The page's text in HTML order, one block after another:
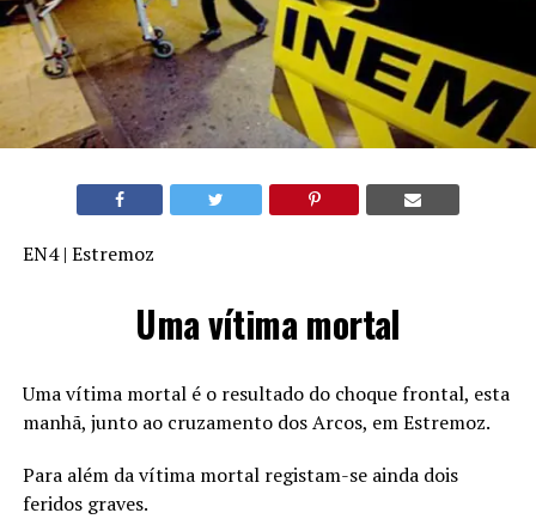
EN4 | Estremoz
Uma vítima mortal
Uma vítima mortal é o resultado do choque frontal, esta
manhã, junto ao cruzamento dos Arcos, em Estremoz.
Para além da vítima mortal registam-se ainda dois
feridos graves.